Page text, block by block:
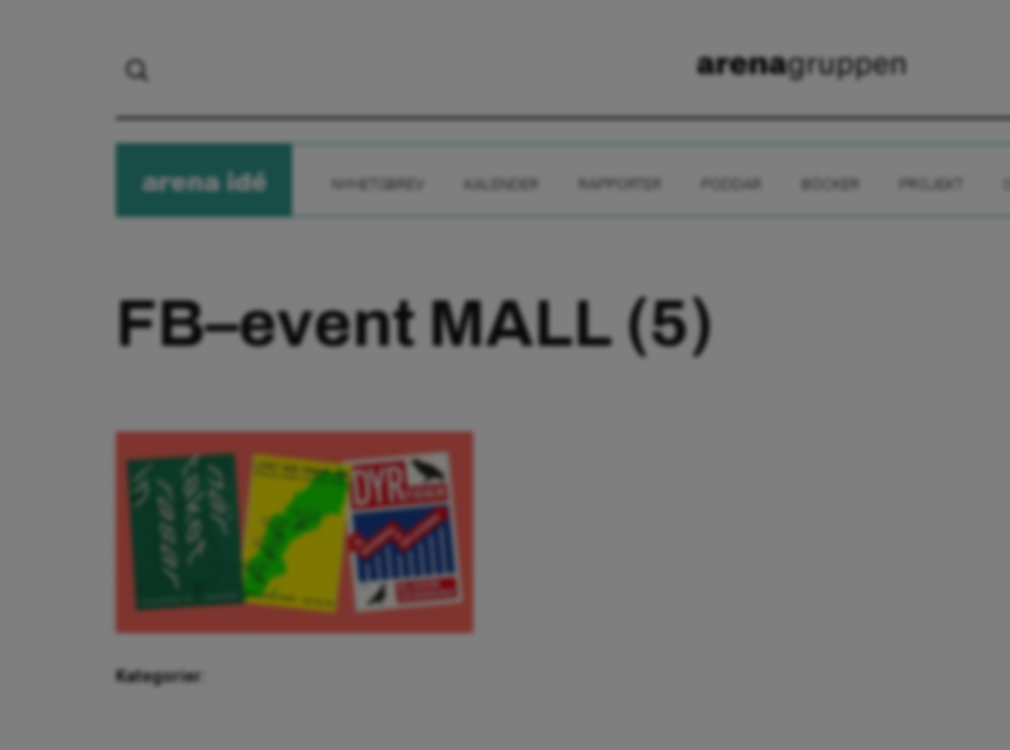
arenaide KALENDER RAPPORTER BÖCKER PROJEKT
FB–event MALL (5)
Kategorier: